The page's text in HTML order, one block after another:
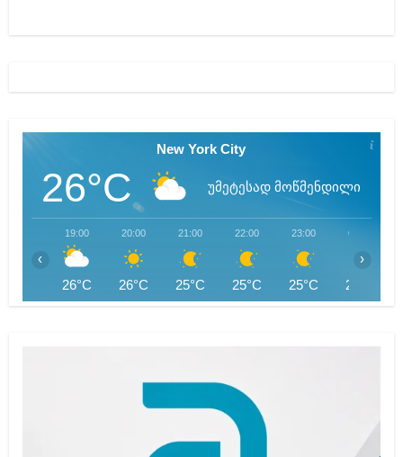
New York City
26°C უმეტესად მოწმენდილი
19:00
26°C
20:00
26°C
21:00
25°C
22:00
25°C
23:00
25°C
00:00
25°C
‹ ›